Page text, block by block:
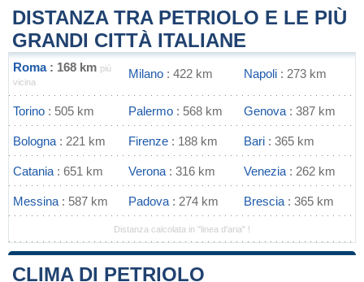
DISTANZA TRA PETRIOLO E LE PIÙ
GRANDI CITTÀ ITALIANE
Roma: 168 km più
vicina
Milano : 422 km Napoli : 273 km
Torino : 505 km Palermo : 568 km Genova : 387 km
Bologna : 221 km Firenze : 188 km Bari : 365 km
Catania : 651 km Verona : 316 km Venezia : 262 km
Messina : 587 km Padova : 274 km Brescia : 365 km
Distanza calcolata in "linea d'aria" !
CLIMA DI PETRIOLO